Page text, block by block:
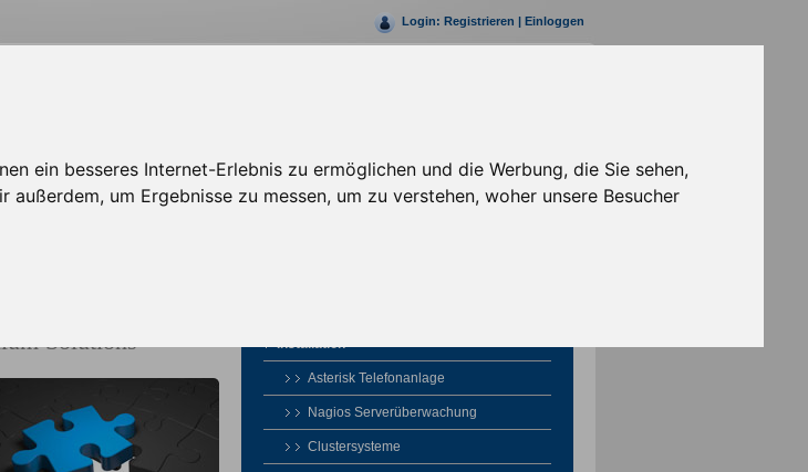
ein besseres Internet-Erlebnis zu ermöglichen und die Werbung, die Sie sehen,
um Ergebnisse zu messen, um zu verstehen, woher unsere Besucher
Login: Registrieren | Einloggen
Werbepartner
Solutions Installation
Asterisk Telefonanlage
Nagios Serverüberwachung
Clustersysteme